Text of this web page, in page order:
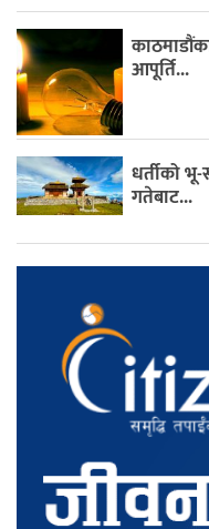
आपूर्ति...
धर्तीको
गतेबाट...